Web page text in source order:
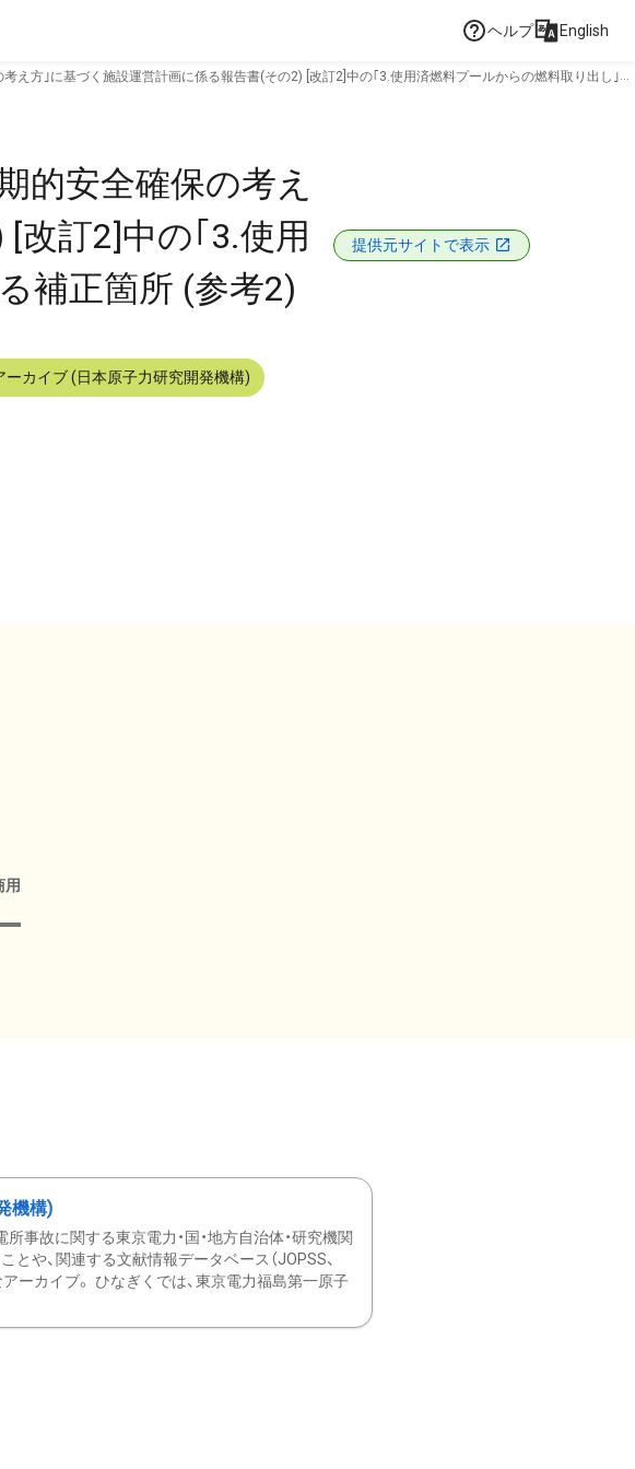
ヘルプ English
え方｣に基づく施設運営計画に係る報告書(その2) [改訂2]中の｢3.使用済燃料プールからの燃料取り出し｣の
的安全確保の考え
改訂2]中の｢3.使用
補正箇所 (参考2)
提供元サイトで表示
カイブ (日本原子力研究開発機構)
用
機構)
故に関する東京電力・国・地方自治体・研究機関
や、関連する文献情報データベース（JOPSS、
ーカイブ。 ひなぎくでは、東京電力福島第一原子